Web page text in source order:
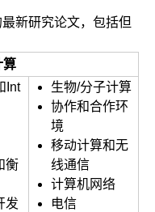
新研究论文，包括但
算
Int
衡
发
生物/分子计算
协作和合作环
境
移动计算和无
线通信
计算机网络
电信